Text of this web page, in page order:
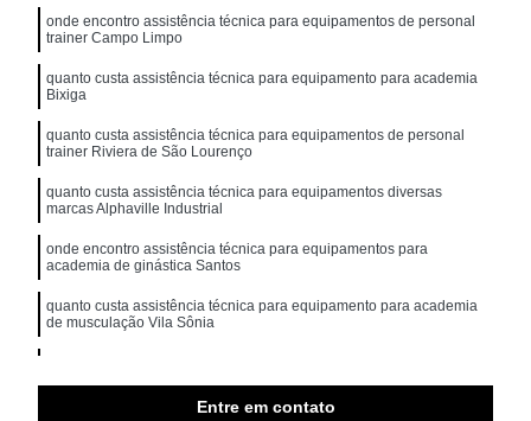
onde encontro assistência técnica para equipamentos de personal
trainer Campo Limpo
quanto custa assistência técnica para equipamento para academia
Bixiga
quanto custa assistência técnica para equipamentos de personal
trainer Riviera de São Lourenço
quanto custa assistência técnica para equipamentos diversas
marcas Alphaville Industrial
onde encontro assistência técnica para equipamentos para
academia de ginástica Santos
quanto custa assistência técnica para equipamento para academia
de musculação Vila Sônia
Entre em contato